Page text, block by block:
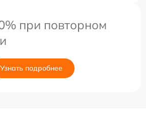
при повторном
Узнать подробнее